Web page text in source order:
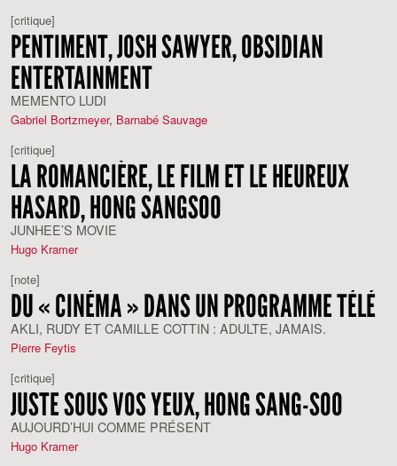
[critique]
PENTIMENT, JOSH SAWYER, OBSIDIAN
ENTERTAINMENT
MEMENTO LUDI
Gabriel Bortzmeyer, Barnabé Sauvage
[critique]
LA ROMANCIÈRE, LE FILM ET LE HEUREUX
HASARD, HONG SANGSOO
JUNHEE’S MOVIE
Hugo Kramer
[note]
DU « CINÉMA » DANS UN PROGRAMME TÉLÉ
AKLI, RUDY ET CAMILLE COTTIN : ADULTE, JAMAIS.
Pierre Feytis
[critique]
JUSTE SOUS VOS YEUX, HONG SANG-SOO
AUJOURD’HUI COMME PRÉSENT
Hugo Kramer